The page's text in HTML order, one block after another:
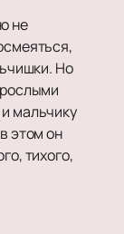
не
Но
мальчику
этом он
тихого,